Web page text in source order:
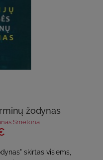
žodynas
Smetona
skirtas visiems,